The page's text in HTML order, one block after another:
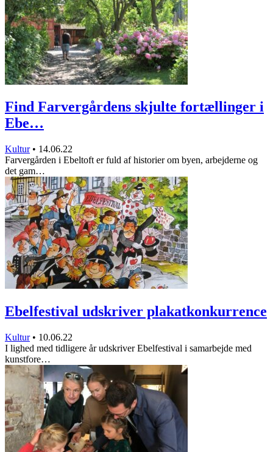
Find Farvergårdens skjulte fortællinger i
Ebe…
Kultur • 14.06.22
Farvergården i Ebeltoft er fuld af historier om byen, arbejderne og
det gam…
Ebelfestival udskriver plakatkonkurrence
Kultur • 10.06.22
I lighed med tidligere år udskriver Ebelfestival i samarbejde med
kunstfore…